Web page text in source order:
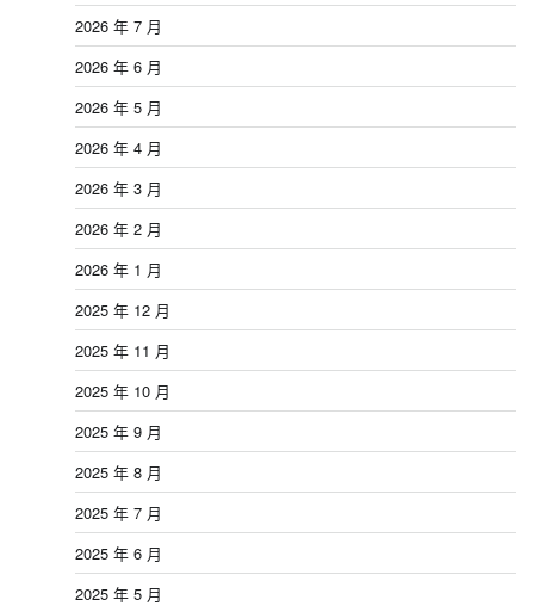
2026 年 7 月
2026 年 6 月
2026 年 5 月
2026 年 4 月
2026 年 3 月
2026 年 2 月
2026 年 1 月
2025 年 12 月
2025 年 11 月
2025 年 10 月
2025 年 9 月
2025 年 8 月
2025 年 7 月
2025 年 6 月
2025 年 5 月